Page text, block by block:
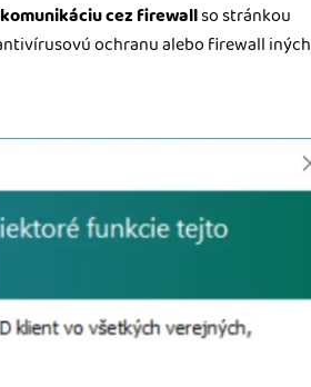
cez firewallso stránkou
ochranu alebo firewall iných